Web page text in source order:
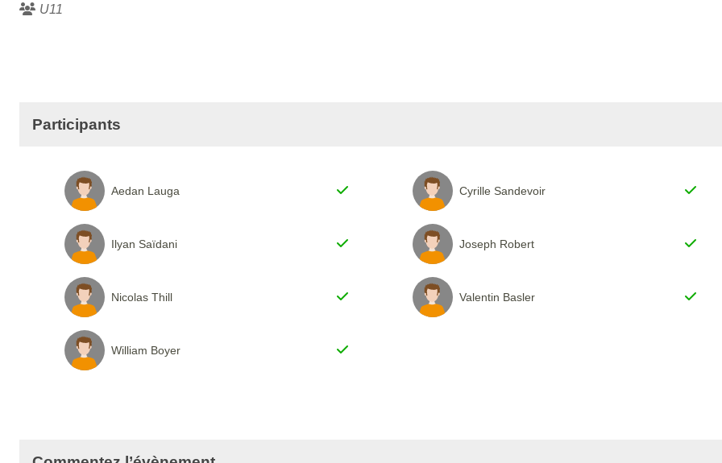
U11
Participants
Aedan Lauga Cyrille Sandevoir
Ilyan Saïdani Joseph Robert
Nicolas Thill Valentin Basler
William Boyer